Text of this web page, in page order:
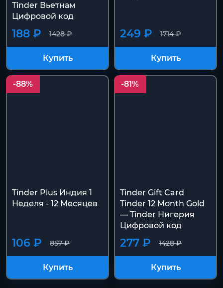
Tinder Вьетнам
Цифровой код
1428 ₽
188 ₽
Купить
1714 ₽
249 ₽
Купить
-88%
Tinder Plus Индия 1
Неделя - 12 Месяцев
857 ₽
106 ₽
Купить
-81%
Tinder Gift Card
Tinder 12 Month Gold
— Tinder Нигерия
Цифровой код
1428 ₽
277 ₽
Купить